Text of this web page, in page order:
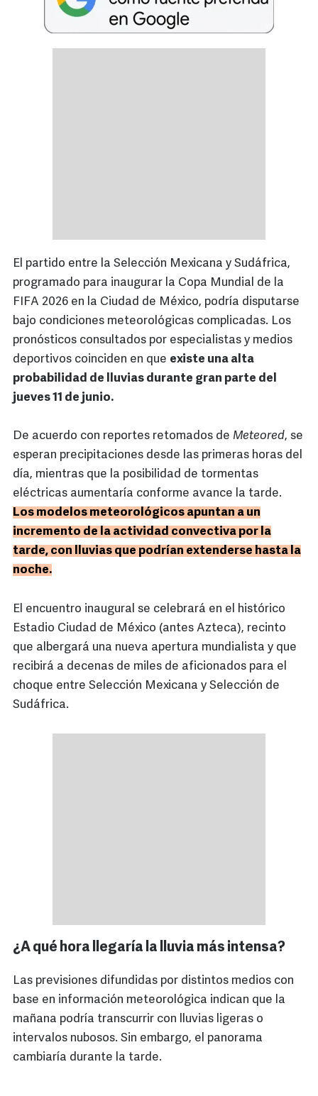
El partido entre la Selección Mexicana y Sudáfrica,
programado para inaugurar la Copa Mundial de la
FIFA 2026 en la Ciudad de México, podría disputarse
bajo condiciones meteorológicas complicadas. Los
pronósticos consultados por especialistas y medios
deportivos coinciden en que existe una alta
probabilidad de lluvias durante gran parte del
jueves 11 de junio.
De acuerdo con reportes retomados de Meteored, se
esperan precipitaciones desde las primeras horas del
día, mientras que la posibilidad de tormentas
eléctricas aumentaría conforme avance la tarde.
Los modelos meteorológicos apuntan a un
incremento de la actividad convectiva por la
tarde, con lluvias que podrían extenderse hasta la
noche.
El encuentro inaugural se celebrará en el histórico
Estadio Ciudad de México (antes Azteca), recinto
que albergará una nueva apertura mundialista y que
recibirá a decenas de miles de aficionados para el
choque entre Selección Mexicana y Selección de
Sudáfrica.
¿A qué hora llegaría la lluvia más intensa?
Las previsiones difundidas por distintos medios con
base en información meteorológica indican que la
mañana podría transcurrir con lluvias ligeras o
intervalos nubosos. Sin embargo, el panorama
cambiaría durante la tarde.